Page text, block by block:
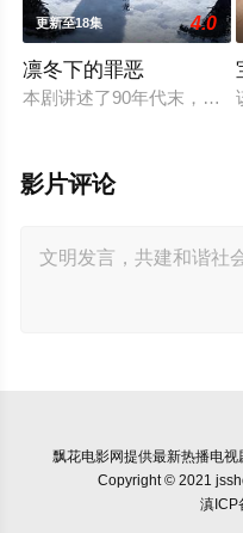
更新至18集 4.0
凛冬下的罪恶
本剧讲述了90年代末，怒
影片评论
飘花电影网提供最新热播电
Copyright © 2021
滇ICP